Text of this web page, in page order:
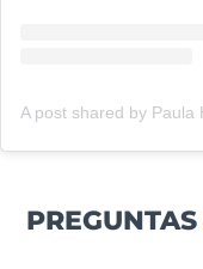
PREGUNTAS